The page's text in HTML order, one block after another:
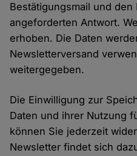
Bestätigungsmail und den
angeforderten Antwort.
erhoben. Die Daten
Newsletterversand
weitergegeben.
Die Einwilligung zur
Daten und ihrer Nutzung
können Sie jederzeit
Newsletter findet sich